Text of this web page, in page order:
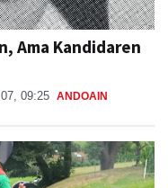
Ama Kandidaren
09:25 ANDOAIN